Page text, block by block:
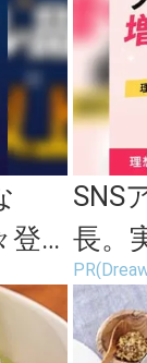
登
SNS
長。
ます